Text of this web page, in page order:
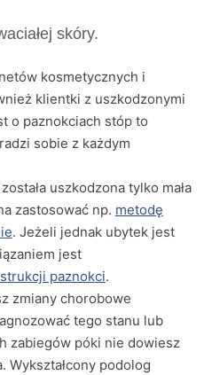
skóry.
kosmetycznych i
klientki z uszkodzonymi
o paznokciach stóp to
sobie z każdym
uszkodzona tylko mała
zastosować np. metodę
. Jeżeli jednak ubytek jest
jest
paznokci.
zmiany chorobowe
tego stanu lub
zabiegów póki nie dowiesz
Wykształcony podolog